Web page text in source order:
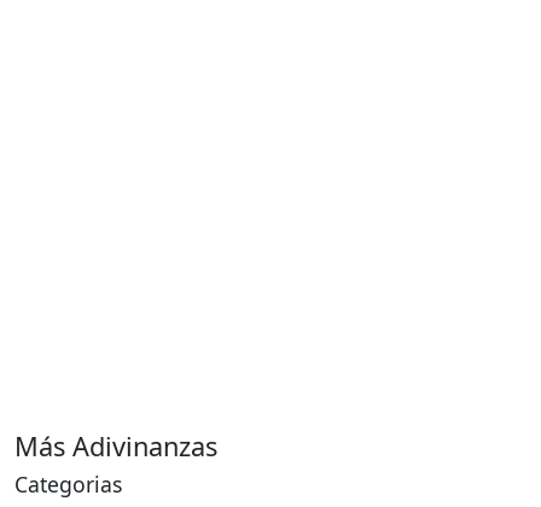
Más Adivinanzas
Categorias